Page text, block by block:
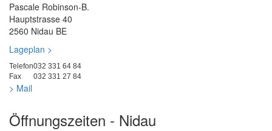
Pascale Robinson-B.
Hauptstrasse 40
2560 Nidau BE
Lageplan >
Telefon032 331 64 84
Fax
032 331 27 84
> Mail
Öffnungszeiten - Nidau